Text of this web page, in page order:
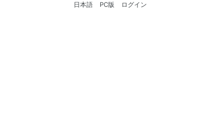
日本語 PC版 ログイン